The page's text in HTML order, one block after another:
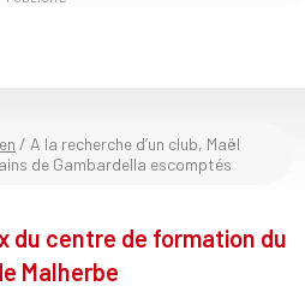
/ A la recherche d’un club, Maël
de Gambardella escomptés
du centre de formation du
Malherbe